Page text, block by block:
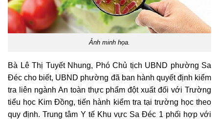
Ảnh minh họa.
Bà Lê Thị Tuyết Nhung, Phó Chủ tịch UBND phường Sa
Đéc cho biết, UBND phường đã ban hành quyết định kiểm
tra liên ngành An toàn thực phẩm đột xuất đối với Trường
tiểu học Kim Đồng, tiến hành kiểm tra tại trường học theo
quy định. Trung tâm Y tế Khu vực Sa Đéc 1 phối hợp với